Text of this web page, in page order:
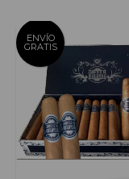
ENVÍO
GRATIS